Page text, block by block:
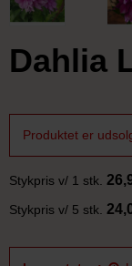
Dahlia
Produktet er
Stykpris v/ 1 stk.
Stykpris v/ 5 stk.